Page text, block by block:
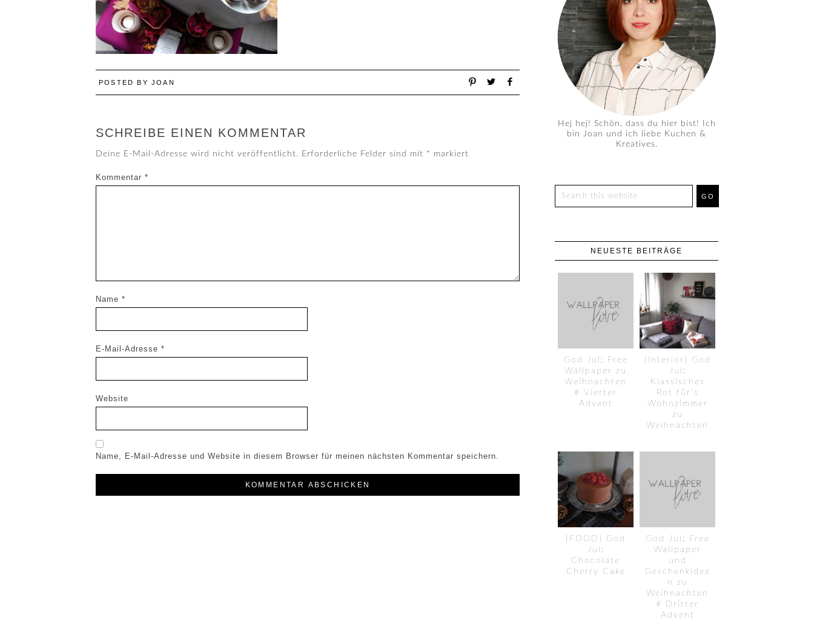
POSTED BY JOAN
SCHREIBE EINEN KOMMENTAR
Deine E-Mail-Adresse wird nicht veröffentlicht. Erforderliche Felder sind mit * markiert
Kommentar *
Name *
E-Mail-Adresse *
Website
Name, E-Mail-Adresse und Website in diesem Browser für meinen nächsten Kommentar speichern.
Hej hej! Schön, dass du hier bist! Ich
bin Joan und ich liebe Kuchen &
Kreatives.
NEUESTE BEITRÄGE
God Jul: Free
Wallpaper zu
Weihnachten
# Vierter
Advent
{Interior} God
Jul:
Klassisches
Rot für’s
Wohnzimmer
zu
Weihnachten
{FOOD} God
Jul:
Chocolate
Cherry Cake
God Jul: Free
Wallpaper
und
Geschenkidee
n zu
Weihnachten
# Dritter
Advent